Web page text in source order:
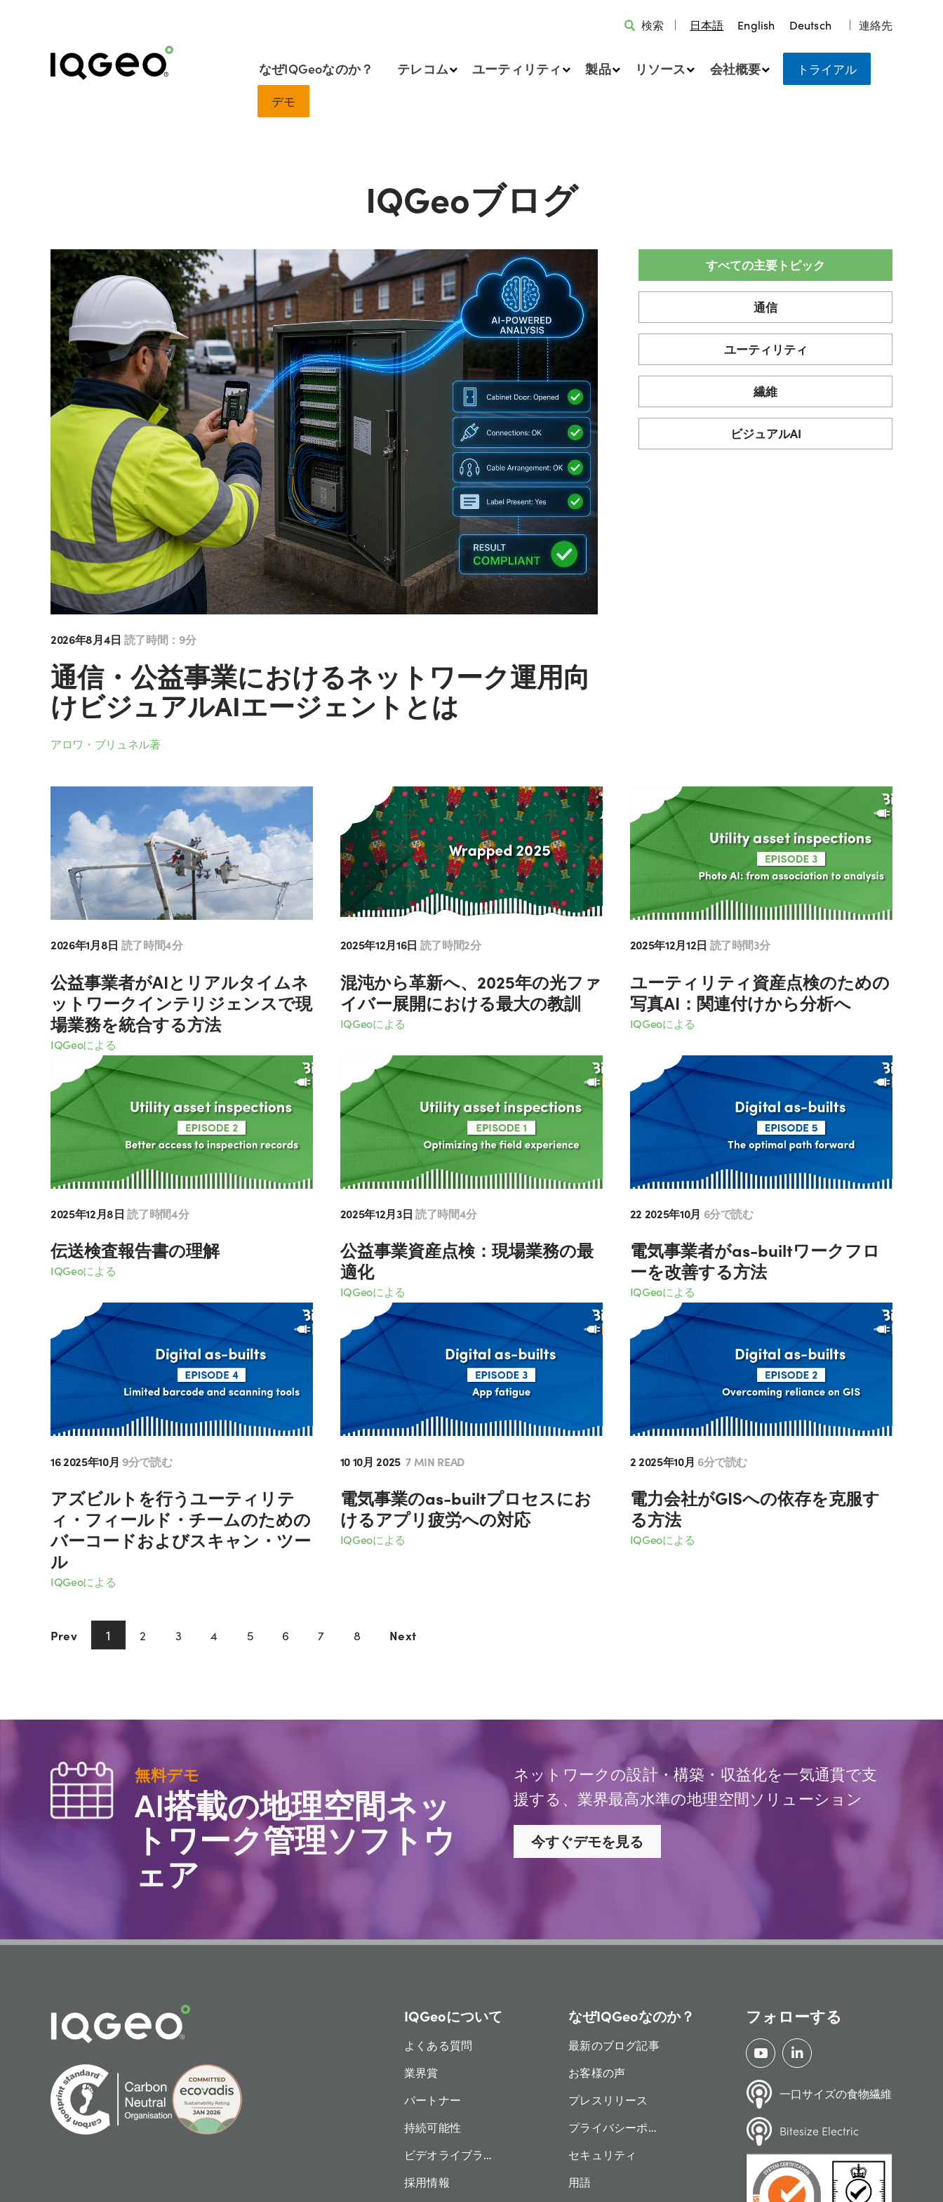
検索 日本語 English Deutsch 連絡先
なぜIQGeoなのか？ テレコム ユーティリティ 製品 リソース 会社概要
トライアル
デモ
IQGeoブログ
2026年8月4日 読了時間：9分
通信・公益事業におけるネットワーク運用向
けビジュアルAIエージェントとは
アロワ・ブリュネル著
すべての主要トピック
通信
ユーティリティ
繊維
ビジュアルAI
2026年1月8日 読了時間4分
公益事業者がAIとリアルタイムネ
ットワークインテリジェンスで現
場業務を統合する方法
IQGeoによる
2025年12月16日 読了時間2分
混沌から革新へ、2025年の光ファ
イバー展開における最大の教訓
IQGeoによる
2025年12月12日 読了時間3分
ユーティリティ資産点検のための
写真AI：関連付けから分析へ
IQGeoによる
2025年12月8日読了時間4分
伝送検査報告書の理解
IQGeoによる
2025年12月3日読了時間4分
公益事業資産点検：現場業務の最
適化
IQGeoによる
22 2025年10月 6分で読む
電気事業者がas-builtワークフロ
ーを改善する方法
IQGeoによる
16 2025年10月 9分で読む
アズビルトを行うユーティリテ
ィ・フィールド・チームのための
バーコードおよびスキャン・ツー
ル
IQGeoによる
10 10月 2025 7 MIN READ
電気事業のas-builtプロセスにお
けるアプリ疲労への対応
IQGeoによる
2 2025年10月 6分で読む
電力会社がGISへの依存を克服す
る方法
IQGeoによる
Prev 1 2 3 4 5 6 7 8 Next
無料デモ
AI搭載の地理空間ネッ
トワーク管理ソフトウ
ェア
ネットワークの設計・構築・収益化を一気通貫で支
援する、業界最高水準の地理空間ソリューション
今すぐデモを見る
IQGeoについて
よくある質問
業界賞
パートナー
持続可能性
ビデオライブラリー
採用情報
なぜIQGeoなのか？
最新のブログ記事
お客様の声
プレスリリース
プライバシーポリシー
セキュリティ
用語
フォローする
一口サイズの食物繊維
Bitesize Electric